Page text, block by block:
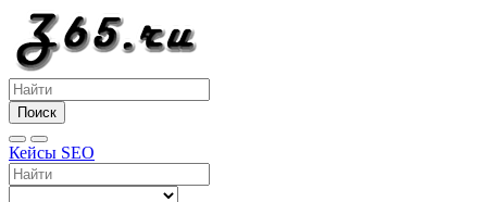
Поиск
Кейсы SEO